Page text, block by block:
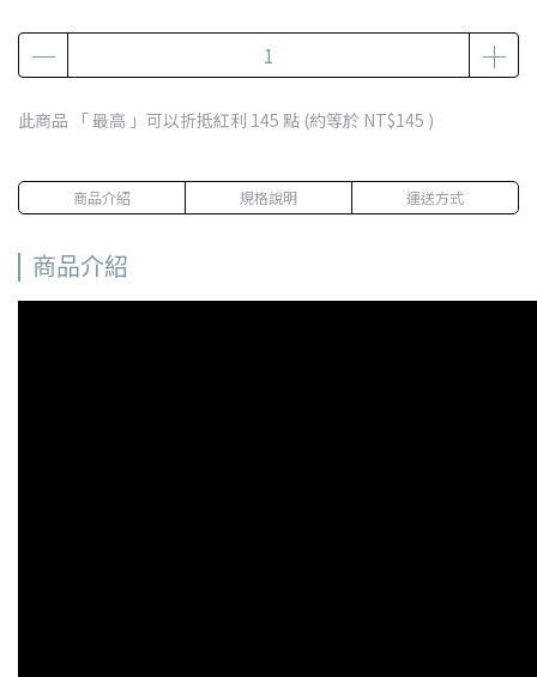
此商品 「 最高 」可以折抵紅利 145 點 (約等於 NT$145 )
商品介紹 規格說明 運送方式
商品介紹